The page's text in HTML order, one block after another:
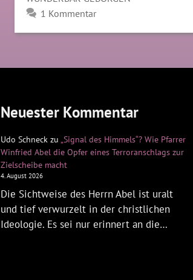
1 Kommentar
Neuester Kommentar
Udo Schneck zu „Signal des Himmels“? Wie Pfarrer
Winfried Abel die Opfer eines Terroranschlags zur
Zielscheibe macht
4. August 2026
Die Sichtweise des Herrn Abel ist uralt
und tief verwurzelt in der christlichen
Ideologie. Es sei nur erinnert an die…